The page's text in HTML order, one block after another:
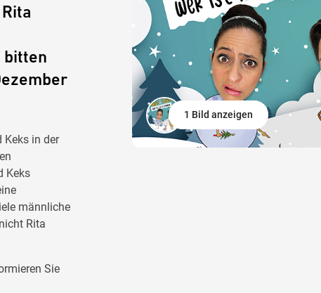
bitten
Keks in der
Keks
männliche
Rita
Sie
1 Bild anzeigen